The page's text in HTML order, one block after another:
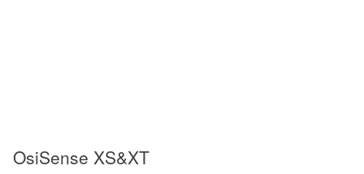
OsiSense XS&XT